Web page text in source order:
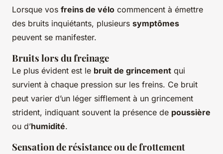
Lorsque vos freins de vélo commencent à émettre
des bruits inquiétants, plusieurs symptômes
peuvent se manifester.
Bruits lors du freinage
Le plus évident est le bruit de grincement qui
survient à chaque pression sur les freins. Ce bruit
peut varier d’un léger sifflement à un grincement
strident, indiquant souvent la présence de poussière
ou d’humidité.
Sensation de résistance ou de frottement